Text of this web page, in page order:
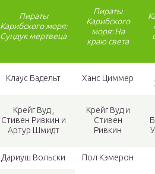
Пираты
Карибского моря:
Сундук мертвеца
Пираты
Карибского
моря: На
краю света
Клаус Бадельт Ханс Циммер
Крейг Вуд ,
Стивен Ривкин и
Артур Шмидт
Крейг Вуд и
Стивен
Ривкин
Дариуш Вольски Пол Кэмерон